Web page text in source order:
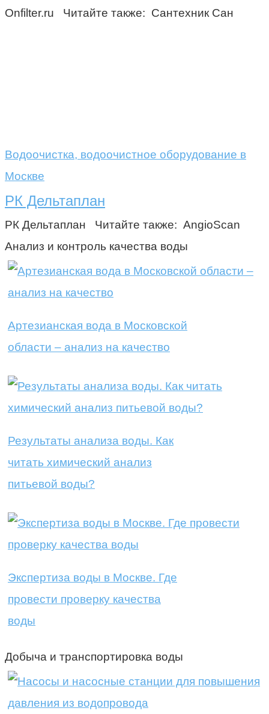
Onfilter.ru Читайте также: Сантехник Сан
Водоочистка, водоочистное оборудование в
Москве
РК Дельтаплан
РК Дельтаплан Читайте также: AngioScan
Анализ и контроль качества воды
Артезианская вода в Московской
области – анализ на качество
Результаты анализа воды. Как
читать химический анализ
питьевой воды?
Экспертиза воды в Москве. Где
провести проверку качества
воды
Добыча и транспортировка воды